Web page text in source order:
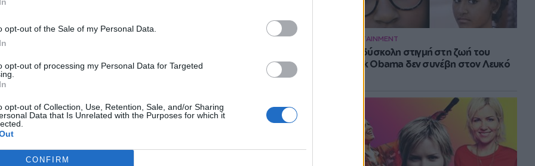
opt-out of the Sale of my Personal Data.
opt-out of processing my Personal Data for Targeted
opt-out of Collection, Use, Retention, Sale, and/or Sharing
Data that Is Unrelated with the Purposes for which it
CONFIRM
ENTERTAINMENT
Η πιο δύσκολη στιγμή στη ζωή του
Barack Obama δεν συνέβη στον Λευκό
Είναι τόσο χαρούμενη. Όταν άκουσε
πάρα πολύ. Με πήρε τηλέφωνο και
αυτό;». Είναι πραγματικά πολύ
για όλους τους γονείς εκεί έξω να
είναι και να στηρίζουν τα όνειρά
προσπαθείτε να τα αλλάξετε.